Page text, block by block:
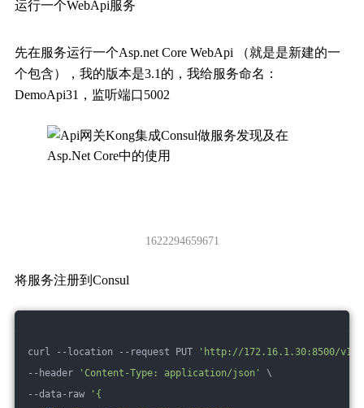
运行一个WebApi服务
先在服务运行一个Asp.net Core WebApi （就是是新建的一
个包含），我的版本是3.1的，我给服务命名：
DemoApi31，监听端口5002
1622294659671
将服务注册到Consul
curl --location --request PUT
'http://172.16.1.30:8500/
--header
'Content-Type: application/json'
\
--data-raw
'{